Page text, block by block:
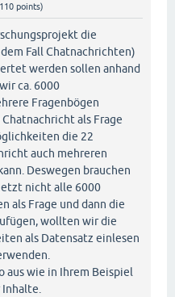
110 points)
die
Fall Chatnachrichten)
werden sollen anhand
ca. 6000
Fragenbögen
als Frage
die 22
auch mehreren
Deswegen brauchen
nicht alle 6000
als Frage und dann die
wollten wir die
als Datensatz einlesen
aus wie in Ihrem Beispiel
Inhalte.